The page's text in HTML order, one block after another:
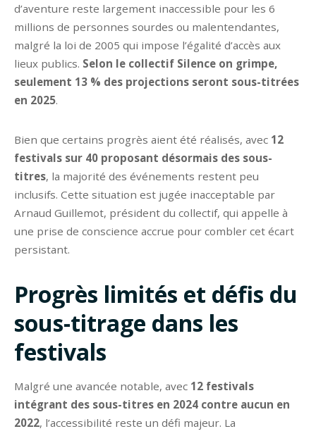
d’aventure reste largement inaccessible pour les 6
millions de personnes sourdes ou malentendantes,
malgré la loi de 2005 qui impose l’égalité d’accès aux
lieux publics. Selon le collectif Silence on grimpe,
seulement 13 % des projections seront sous-titrées
en 2025.
Bien que certains progrès aient été réalisés, avec 12
festivals sur 40 proposant désormais des sous-
titres, la majorité des événements restent peu
inclusifs. Cette situation est jugée inacceptable par
Arnaud Guillemot, président du collectif, qui appelle à
une prise de conscience accrue pour combler cet écart
persistant.
Progrès limités et défis du
sous-titrage dans les
festivals
Malgré une avancée notable, avec 12 festivals
intégrant des sous-titres en 2024 contre aucun en
2022, l’accessibilité reste un défi majeur. La